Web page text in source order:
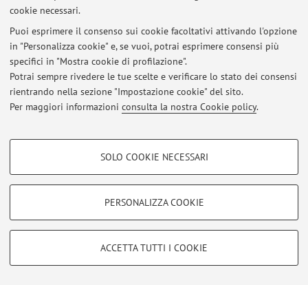
cookie necessari.
Puoi esprimere il consenso sui cookie facoltativi attivando l'opzione
in "Personalizza cookie" e, se vuoi, potrai esprimere consensi più
specifici in "Mostra cookie di profilazione".
Potrai sempre rivedere le tue scelte e verificare lo stato dei consensi
rientrando nella sezione "Impostazione cookie" del sito.
Per maggiori informazioni consulta la nostra Cookie policy.
COOKIE DI PROFILAZIONE - FACOLTATIVI
COOKIE TECNICI - NECESSARI
Si tratta di cookie tecnici utilizzati, a titolo esemplificativo, per il corretto
SOLO COOKIE NECESSARI
PERSONALIZZA COOKIE
ACCETTA TUTTI I COOKIE
© 2026 - ALMA MATER STUDIORUM - Università di Bologna - Via
Zamboni, 33 - 40126 Bologna - Partita IVA: 01131710376
Privacy| Note legali |Impostazioni Cookie